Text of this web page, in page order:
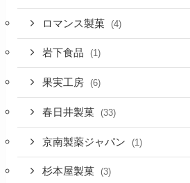
ロマンス製菓 (4)
岩下食品 (1)
果実工房 (6)
春日井製菓 (33)
京南製薬ジャパン (1)
杉本屋製菓 (3)